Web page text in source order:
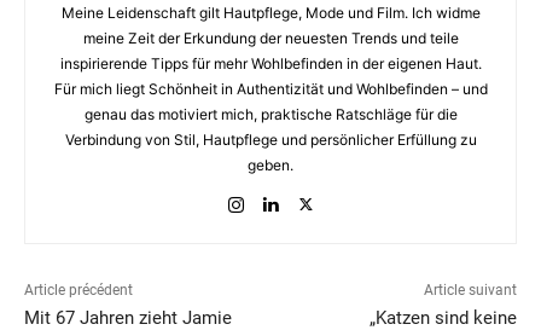
Meine Leidenschaft gilt Hautpflege, Mode und Film. Ich widme
meine Zeit der Erkundung der neuesten Trends und teile
inspirierende Tipps für mehr Wohlbefinden in der eigenen Haut.
Für mich liegt Schönheit in Authentizität und Wohlbefinden – und
genau das motiviert mich, praktische Ratschläge für die
Verbindung von Stil, Hautpflege und persönlicher Erfüllung zu
geben.
Article précédent
Mit 67 Jahren zieht Jamie
Article suivant
„Katzen sind keine